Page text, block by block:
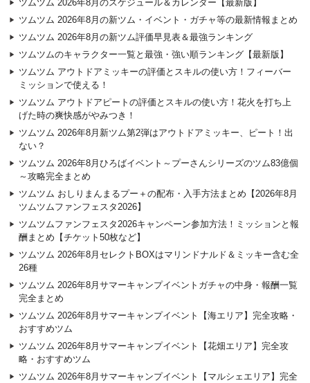
ツムツム 2026年8月のスケジュール＆カレンダー【最新版】
ツムツム 2026年8月の新ツム・イベント・ガチャ等の最新情報まとめ
ツムツム 2026年8月の新ツム評価早見表＆最強ランキング
ツムツムのキャラクター一覧と最強・強い順ランキング【最新版】
ツムツム アウトドアミッキーの評価とスキルの使い方！フィーバー
ミッションで使える！
ツムツム アウトドアピートの評価とスキルの使い方！花火を打ち上
げた時の爽快感がやみつき！
ツムツム 2026年8月新ツム第2弾はアウトドアミッキー、ピート！出
ない？
ツムツム 2026年8月ひろばイベント～プーさんシリーズのツム83億個
～攻略完全まとめ
ツムツム おしりまんまるプー＋の配布・入手方法まとめ【2026年8月
ツムツムファンフェスタ2026】
ツムツムファンフェスタ2026キャンペーン参加方法！ミッションと報
酬まとめ【チケット50枚など】
ツムツム 2026年8月セレクトBOXはマリンドナルド＆ミッキー含む全
26種
ツムツム 2026年8月サマーキャンプイベントガチャの中身・報酬一覧
完全まとめ
ツムツム 2026年8月サマーキャンプイベント【海エリア】完全攻略・
おすすめツム
ツムツム 2026年8月サマーキャンプイベント【花畑エリア】完全攻
略・おすすめツム
ツムツム 2026年8月サマーキャンプイベント【マルシェエリア】完全